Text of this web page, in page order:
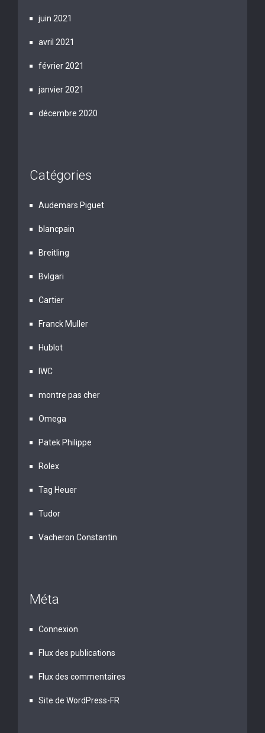
juin 2021
avril 2021
février 2021
janvier 2021
décembre 2020
Catégories
Audemars Piguet
blancpain
Breitling
Bvlgari
Cartier
Franck Muller
Hublot
IWC
montre pas cher
Omega
Patek Philippe
Rolex
Tag Heuer
Tudor
Vacheron Constantin
Méta
Connexion
Flux des publications
Flux des commentaires
Site de WordPress-FR